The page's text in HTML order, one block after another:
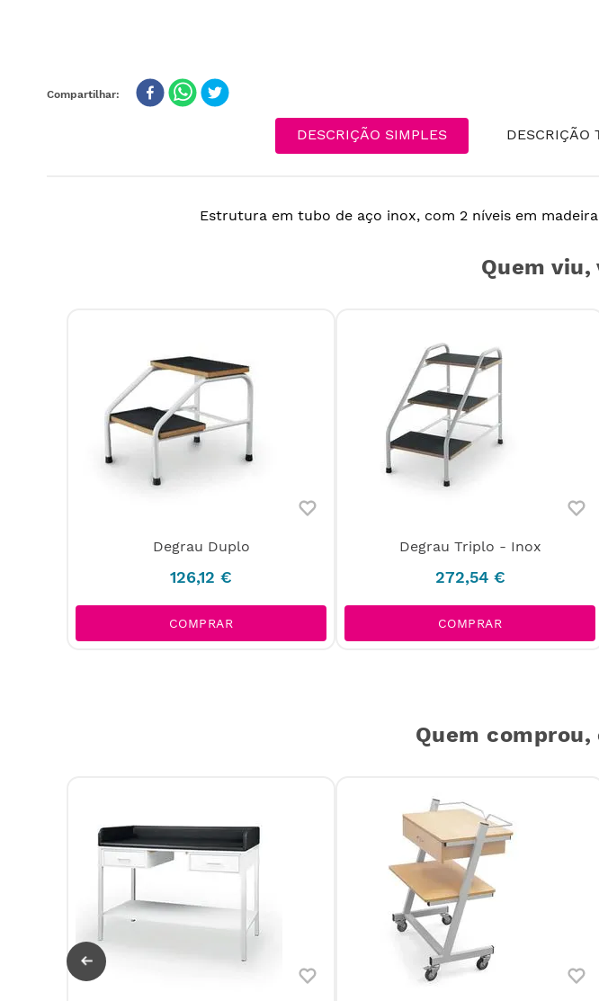
DESCRIÇÃO SIMPLES DESCRIÇÃO
Estrutura em tubo de aço inox, com 2 níveis em
Quem
Degrau Duplo
126,12 €
COMPRAR
Degrau Triplo - Inox
272,54 €
COMPRAR
Quem